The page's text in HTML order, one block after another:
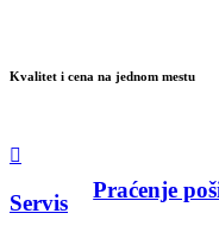
Kvalitet i cena na jednom mestu
Servis
Praćenje